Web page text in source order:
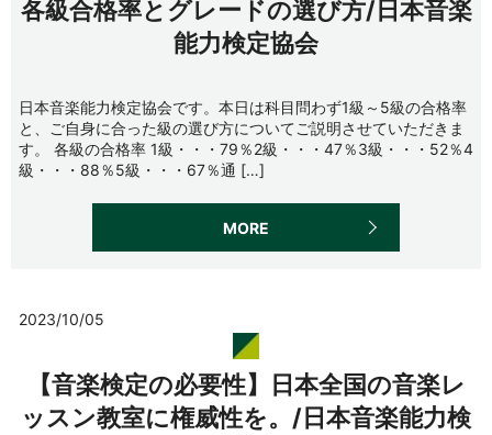
各級合格率とグレードの選び方/日本音楽
能力検定協会
日本音楽能力検定協会です。本日は科目問わず1級～5級の合格率
と、ご自身に合った級の選び方についてご説明させていただきま
す。 各級の合格率 1級・・・79％2級・・・47％3級・・・52％4
級・・・88％5級・・・67％通 […]
MORE
2023/10/05
【音楽検定の必要性】日本全国の音楽レ
ッスン教室に権威性を。/日本音楽能力検